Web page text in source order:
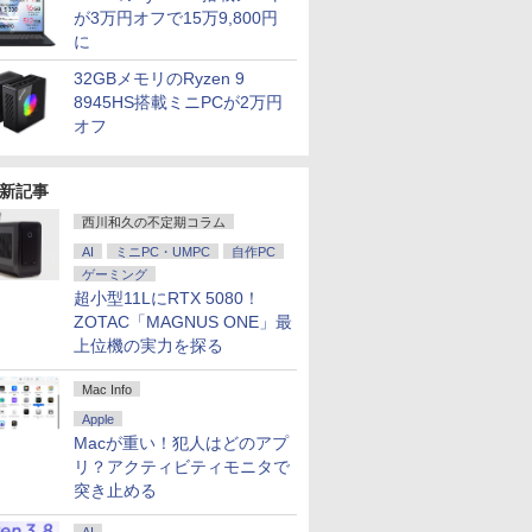
が3万円オフで15万9,800円
に
32GBメモリのRyzen 9
8945HS搭載ミニPCが2万円
オフ
記事
西川和久の不定期コラム
AI ミニPC・UMPC
自作PC
ゲーミング
超小型11LにRTX 5080！
ZOTAC「MAGNUS ONE」最
上位機の実力を探る
Mac Info
Apple
Macが重い！犯人はどのアプ
リ？アクティビティモニタで
突き止める